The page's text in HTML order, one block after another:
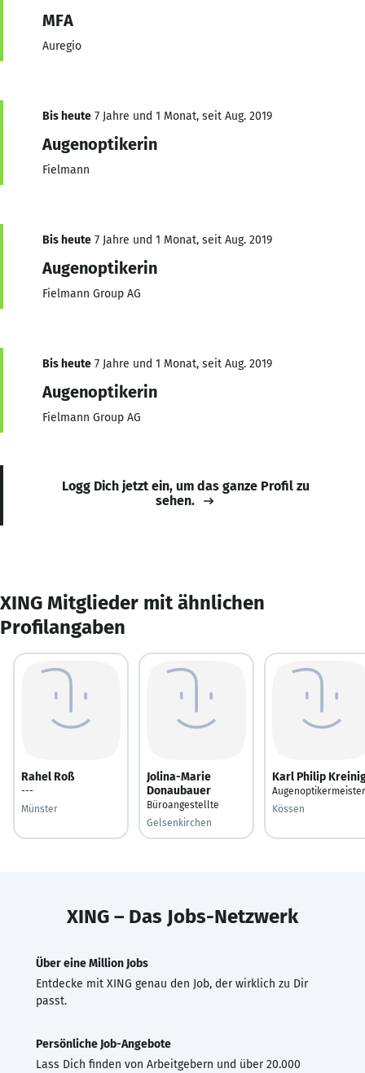
MFA
Auregio
Bis heute 7 Jahre und 1 Monat, seit Aug. 2019
Augenoptikerin
Fielmann
Bis heute 7 Jahre und 1 Monat, seit Aug. 2019
Augenoptikerin
Fielmann Group AG
Bis heute 7 Jahre und 1 Monat, seit Aug. 2019
Augenoptikerin
Fielmann Group AG
Logg Dich jetzt ein, um das ganze Profil zu
sehen.
XING Mitglieder mit ähnlichen
Profilangaben
Rahel Roß
---
Münster
Jolina-Marie
Donaubauer
Büroangestellte
Gelsenkirchen
Karl Philip
Augenoptikermeister
Kössen
XING – Das Jobs-Netzwerk
Über eine Million Jobs
Entdecke mit XING genau den Job, der wirklich zu Dir
passt.
Persönliche Job-Angebote
Lass Dich finden von Arbeitgebern und über 20.000